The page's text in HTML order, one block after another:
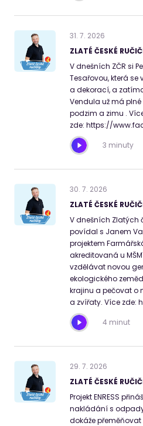
31. 7. 2026
ZLATÉ ČESKÉ
V dnešních ZČR si
Tesařovou, která se
a dekorací, a
Vendula už má
podzim a zimu .
zde: https://
3 minuty
30. 7. 2026
ZLATÉ ČESKÉ
V dnešních Zlatých
povídal s Janem
projektem
akreditovaná u
vzdělávat novou
ekologického
krajinu a pečovat o
a zvířaty. Více zde:
4 minut
29. 7. 2026
ZLATÉ ČESKÉ
Projekt ENRESS
nakládání s
dokáže